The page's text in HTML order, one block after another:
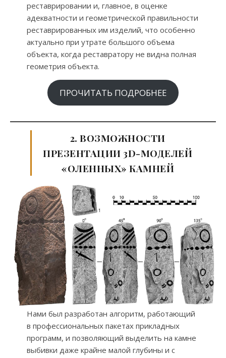
реставрировании и, главное, в оценке
адекватности и геометрической правильности
реставрированных им изделий, что особенно
актуально при утрате большого объема
объекта, когда реставратору не видна полная
геометрия объекта.
ПРОЧИТАТЬ ПОДРОБНЕЕ
2. ВОЗМОЖНОСТИ
ПРЕЗЕНТАЦИИ 3D-МОДЕЛЕЙ
«ОЛЕННЫХ» КАМНЕЙ
Нами был разработан алгоритм, работающий
в профессиональных пакетах прикладных
программ, и позволяющий выделить на камне
выбивки даже крайне малой глубины и с